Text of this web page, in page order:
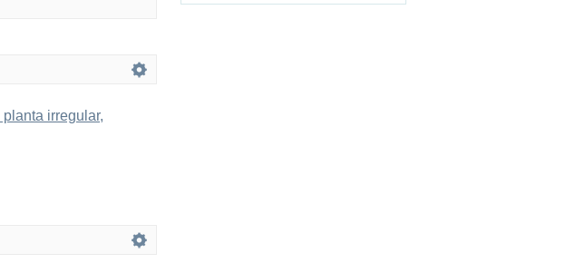
irregular,